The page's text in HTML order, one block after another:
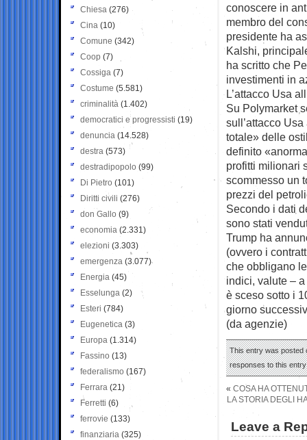
conoscere in
membro del
presidente ha
Kalshi,
ha scritto che
investimenti in
L’attacco Usa
Su Polymarket
sull’attacco
totale» delle
definito
profitti milionari
scommesso un
prezzi del
Secondo i dati
sono stati
Trump ha
(ovvero i
che obbligano
indici, valute –
è sceso sotto i
giorno
(da agenzie)
This entry was posted
responses to this
« COSA HA
LA STORIA DEGLI
Leave a
Chiesa (276)
Cina (10)
Comune (342)
Coop (7)
Cossiga (7)
Costume (5.581)
criminalità (1.402)
democratici e progressisti (19)
denuncia (14.528)
destra (573)
destradipopolo (99)
Di Pietro (101)
Diritti civili (276)
don Gallo (9)
economia (2.331)
elezioni (3.303)
emergenza (3.077)
Energia (45)
Esselunga (2)
Esteri (784)
Eugenetica (3)
Europa (1.314)
Fassino (13)
federalismo (167)
Ferrara (21)
Ferretti (6)
ferrovie (133)
finanziaria (325)